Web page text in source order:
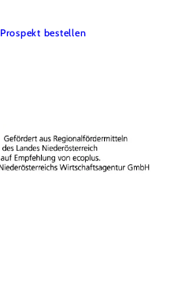
Prospekt bestellen